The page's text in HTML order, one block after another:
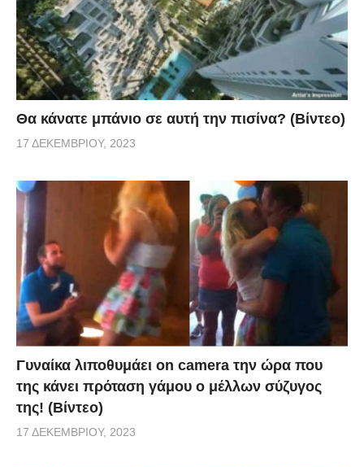
Θα κάνατε μπάνιο σε αυτή την πισίνα? (Βίντεο)
17 ΔΕΚΕΜΒΡΊΟΥ, 2023
Γυναίκα λιποθυμάει on camera την ώρα που
της κάνει πρόταση γάμου ο μέλλων σύζυγος
της! (Βίντεο)
17 ΔΕΚΕΜΒΡΊΟΥ, 2023